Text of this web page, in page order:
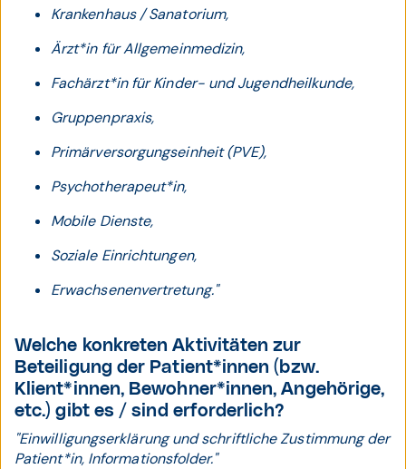
Krankenhaus / Sanatorium,
Ärzt*in für Allgemeinmedizin,
Fachärzt*in für Kinder- und Jugendheilkunde,
Gruppenpraxis,
Primärversorgungseinheit (PVE),
Psychotherapeut*in,
Mobile Dienste,
Soziale Einrichtungen,
Erwachsenenvertretung."
Welche konkreten Aktivitäten zur
Beteiligung der Patient*innen (bzw.
Klient*innen, Bewohner*innen, Angehörige,
etc.) gibt es / sind erforderlich?
"Einwilligungserklärung und schriftliche Zustimmung der
Patient*in, Informationsfolder."